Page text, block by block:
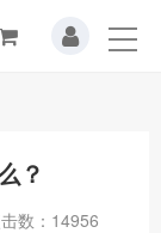
？
数： 14956